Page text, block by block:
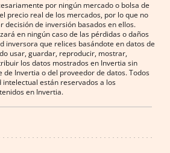
por ningún mercado o bolsa de
precio real de los mercados, por lo que no
decisión de inversión basados en ellos.
en ningún caso de las pérdidas o daños
inversora que relices basándote en datos de
usar, guardar, reproducir, mostrar,
los datos mostrados en Invertia sin
Invertia o del proveedor de datos. Todos
están reservados a los
en Invertia.